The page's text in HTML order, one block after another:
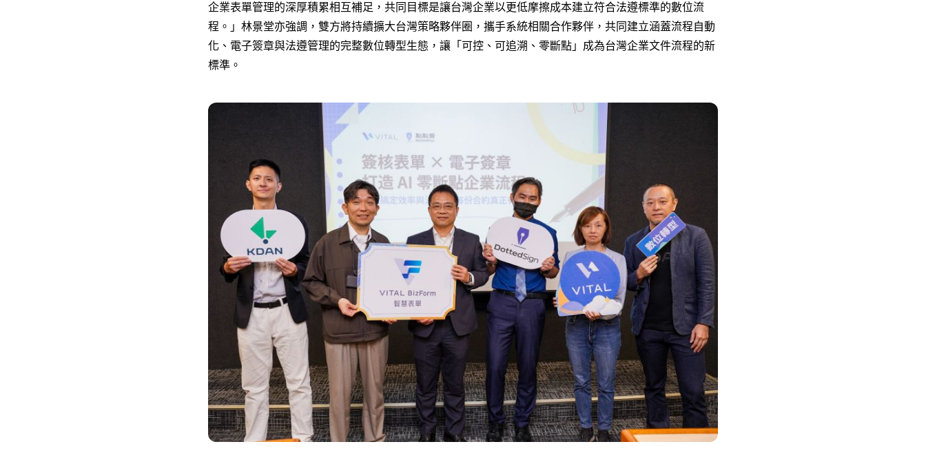
企業表單管理的深厚積累相互補足，共同目標是讓台灣企業以更低摩擦成本建立符合法遵標準的數位流
程。」林景堂亦強調，雙方將持續擴大台灣策略夥伴圈，攜手系統相關合作夥伴，共同建立涵蓋流程自動
化、電子簽章與法遵管理的完整數位轉型生態，讓「可控、可追溯、零斷點」成為台灣企業文件流程的新
標準。